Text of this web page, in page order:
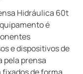
Hidráulica 60t
é
e dispositivos de
pela prensa